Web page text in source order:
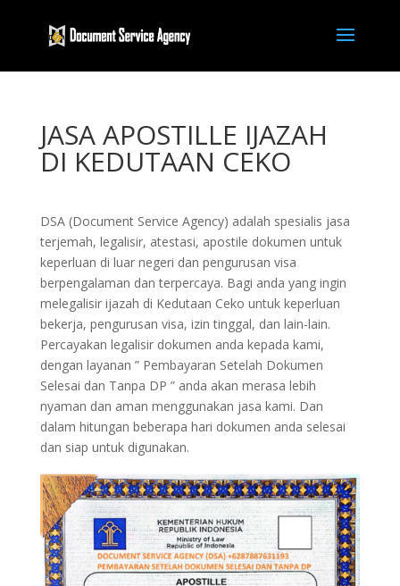
JASA APOSTILLE IJAZAH
DI KEDUTAAN CEKO
DSA (Document Service Agency) adalah spesialis jasa
terjemah, legalisir, atestasi, apostile dokumen untuk
keperluan di luar negeri dan pengurusan visa
berpengalaman dan terpercaya. Bagi anda yang ingin
melegalisir ijazah di Kedutaan Ceko untuk keperluan
bekerja, pengurusan visa, izin tinggal, dan lain-lain.
Percayakan legalisir dokumen anda kepada kami,
dengan layanan ” Pembayaran Setelah Dokumen
Selesai dan Tanpa DP ” anda akan merasa lebih
nyaman dan aman menggunakan jasa kami. Dan
dalam hitungan beberapa hari dokumen anda selesai
dan siap untuk digunakan.